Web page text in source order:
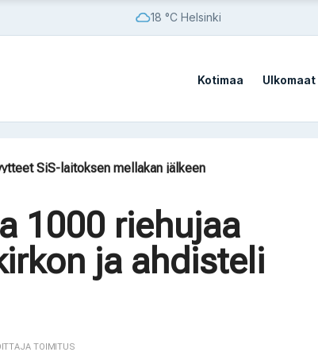
18 °C Helsinki
Kotimaa Ulkomaat
SiS-laitoksen mellakan jälkeen
vaatii AfD:n kieltämistä
Kazakstanissa 70 vuoteen
sotilastukikohdista
1000 riehujaa
ja ahdisteli
TOIMITUS